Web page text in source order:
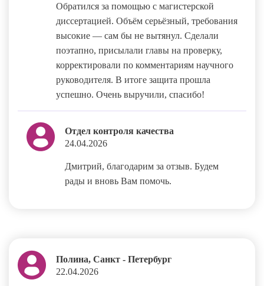
Обратился за помощью с магистерской
диссертацией. Объём серьёзный, требования
высокие — сам бы не вытянул. Сделали
поэтапно, присылали главы на проверку,
корректировали по комментариям научного
руководителя. В итоге защита прошла
успешно. Очень выручили, спасибо!
Отдел контроля качества
24.04.2026
Дмитрий, благодарим за отзыв. Будем
рады и вновь Вам помочь.
Полина, Санкт - Петербург
22.04.2026